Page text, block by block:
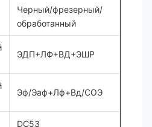
Черный/фрезерный/
обработанный
ЭДП+ЛФ+ВД+ЭШР
Эф/Эаф+Лф+Вд/СОЭ
DC53